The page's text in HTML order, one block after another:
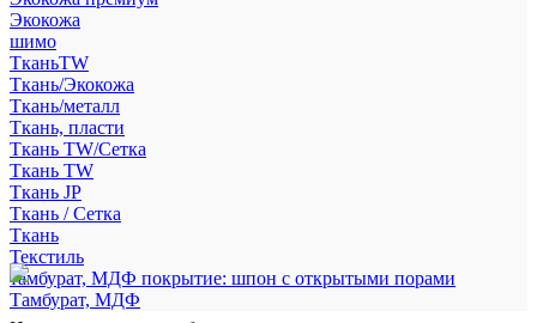
Экокожа
шимо
ТканьTW
Ткань/Экокожа
Ткань/металл
Ткань, пласти
Ткань TW/Сетка
Ткань TW
Ткань JP
Ткань / Сетка
Ткань
Текстиль
тамбурат, МДФ покрытие: шпон с открытыми порами
Тамбурат, МДФ